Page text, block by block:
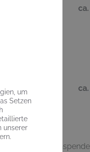
9016
um
Setzen
unserer